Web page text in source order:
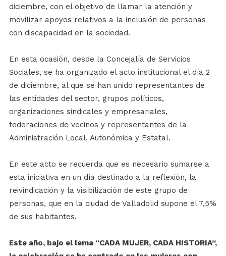
diciembre, con el objetivo de llamar la atención y
movilizar apoyos relativos a la inclusión de personas
con discapacidad en la sociedad.
En esta ocasión, desde la Concejalía de Servicios
Sociales, se ha organizado el acto institucional el día 2
de diciembre, al que se han unido representantes de
las entidades del sector, grupos políticos,
organizaciones sindicales y empresariales,
federaciones de vecinos y representantes de la
Administración Local, Autonómica y Estatal.
En este acto se recuerda que es necesario sumarse a
esta iniciativa en un día destinado a la reflexión, la
reivindicación y la visibilización de este grupo de
personas, que en la ciudad de Valladolid supone el 7,5%
de sus habitantes.
Este año, bajo el lema “CADA MUJER, CADA HISTORIA”,